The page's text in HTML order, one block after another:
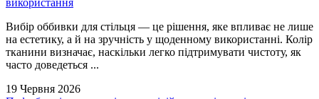
Вибір оббивки для стільця — це рішення, яке впливає не лише
на естетику, а й на зручність у щоденному використанні. Колір
тканини визначає, наскільки легко підтримувати чистоту, як
часто доведеться ...
19 Червня 2026